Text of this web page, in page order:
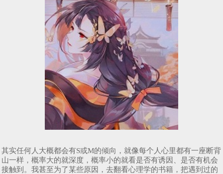
其实任何人大概都会有S或M的倾向，就像每个人心里都有一座断背
山一样，概率大的就深度，概率小的就看是否有诱因、是否有机会
接触到。我甚至为了某些原因，去翻看心理学的书籍，把遇到过的